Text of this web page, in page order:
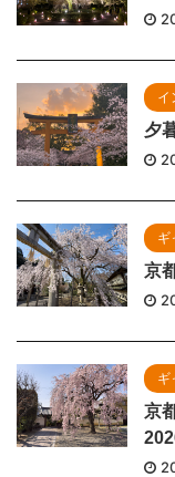
イ
夕
ギ
京
ギ
京